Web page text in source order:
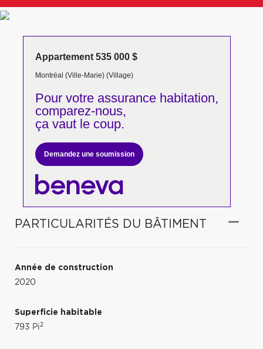
Appartement 535 000 $
Montréal (Ville-Marie) (Village)
Pour votreassurance habitation,
comparez-nous,
ça vaut le coup.
Demandez une soumission
PARTICULARITÉS DU BÂTIMENT
Année de construction
2020
Superficie habitable
793 Pi2